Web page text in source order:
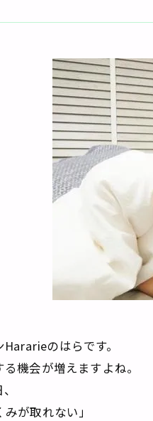
のはらです。
機会が増えますよね。
が取れない」